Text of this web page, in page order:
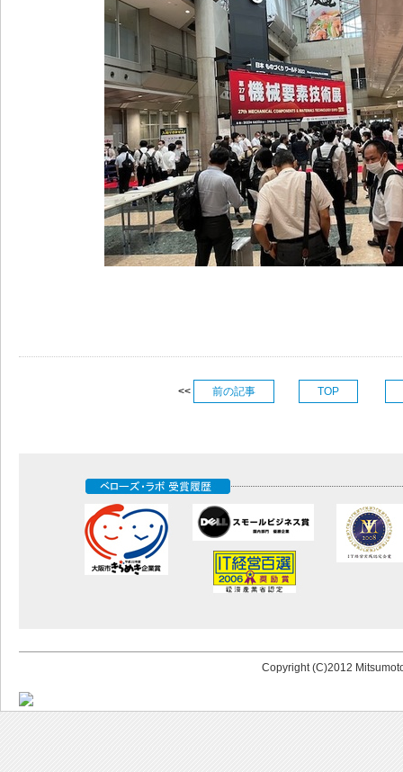
<< 前の記事 TOP
Copyright (C)2012